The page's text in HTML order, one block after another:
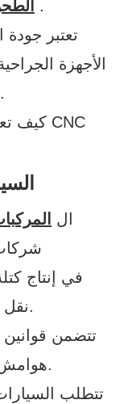
.
تعتبر
الأجهزة
في حدوث عدوى أو انهيار الجهاز.
3.
ال
نقل الحركة، والأقواس، وأنظمة التعليق.
تتضمن قوانين
هوامش تفاوت أضيق في أجزاء المحرك.
تتطلب